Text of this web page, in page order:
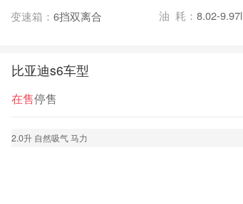
变速箱： 6挡双离合 油 耗： 8.02-9.97l
比亚迪s6车型
在售停售
2.0升 自然吸气 马力